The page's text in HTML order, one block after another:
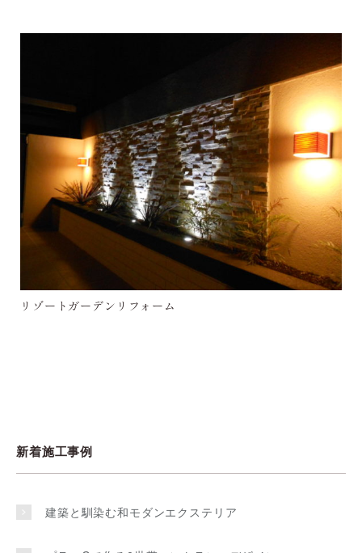
リゾートガーデンリフォーム
新着施工事例
建築と馴染む和モダンエクステリア